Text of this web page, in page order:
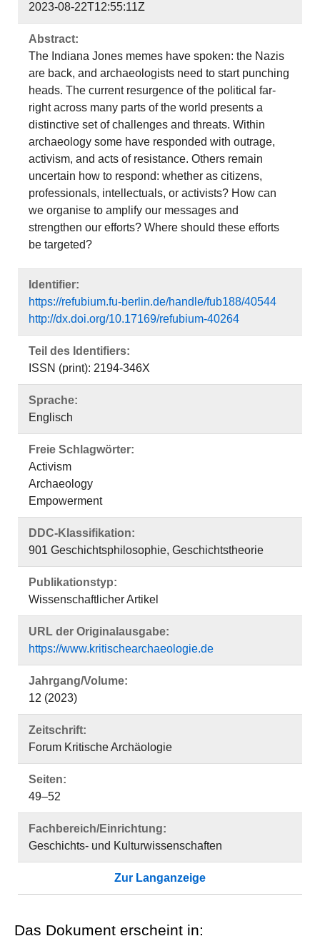
2023-08-22T12:55:11Z
Abstract:
The Indiana Jones memes have spoken: the Nazis
are back, and archaeologists need to start punching
heads. The current resurgence of the political far-
right across many parts of the world presents a
distinctive set of challenges and threats. Within
archaeology some have responded with outrage,
activism, and acts of resistance. Others remain
uncertain how to respond: whether as citizens,
professionals, intellectuals, or activists? How can
we organise to amplify our messages and
strengthen our efforts? Where should these efforts
be targeted?
Identifier:
https://refubium.fu-berlin.de/handle/fub188/40544
http://dx.doi.org/10.17169/refubium-40264
Teil des Identifiers:
ISSN (print): 2194-346X
Sprache:
Englisch
Freie Schlagwörter:
Activism
Archaeology
Empowerment
DDC-Klassifikation:
901 Geschichtsphilosophie, Geschichtstheorie
Publikationstyp:
Wissenschaftlicher Artikel
URL der Originalausgabe:
https://www.kritischearchaeologie.de
Jahrgang/Volume:
12 (2023)
Zeitschrift:
Forum Kritische Archäologie
Seiten:
49–52
Fachbereich/Einrichtung:
Geschichts- und Kulturwissenschaften
Zur Langanzeige
Das Dokument erscheint in: